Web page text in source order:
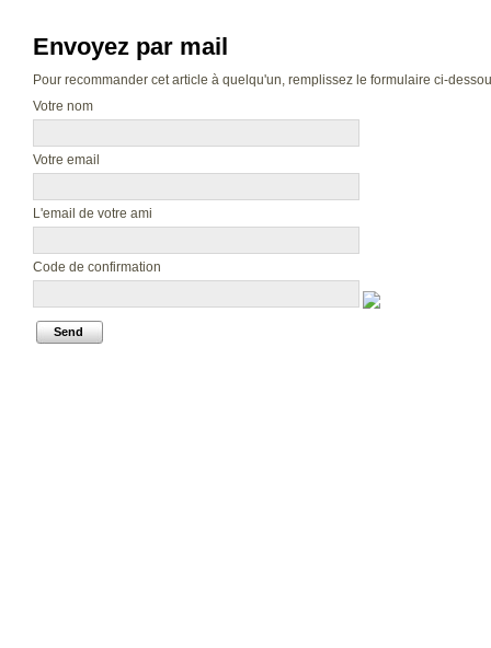
Envoyez par mail
Pour recommander cet article à quelqu'un, remplissez le formulaire ci-
Votre nom
Votre email
L'email de votre ami
Code de confirmation
Send